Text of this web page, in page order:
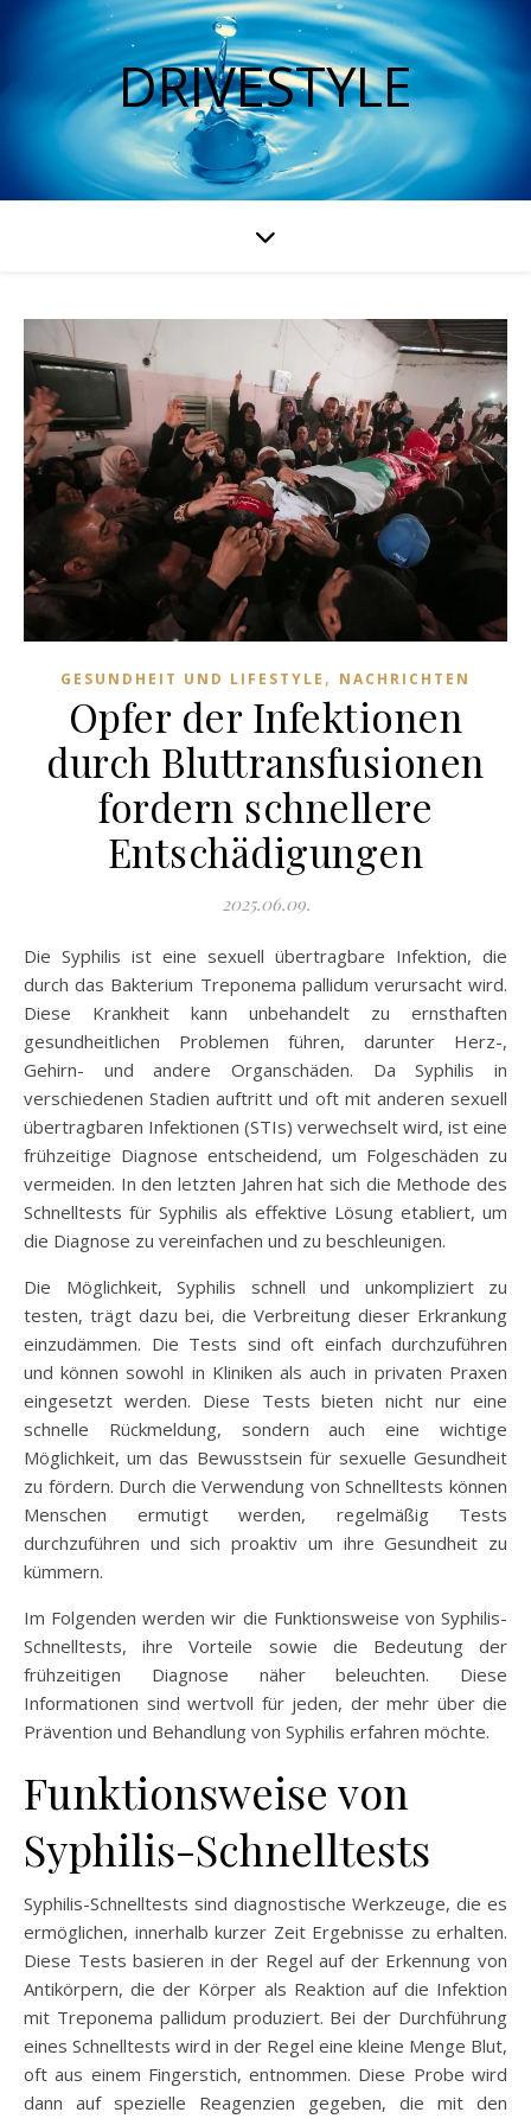
DRIVESTYLE
GESUNDHEIT UND LIFESTYLE , NACHRICHTEN
Opfer der Infektionen
durch Bluttransfusionen
fordern schnellere
Entschädigungen
2025.06.09.
Die Syphilis ist eine sexuell übertragbare Infektion, die
durch das Bakterium Treponema pallidum verursacht wird.
Diese Krankheit kann unbehandelt zu ernsthaften
gesundheitlichen Problemen führen, darunter Herz-,
Gehirn- und andere Organschäden. Da Syphilis in
verschiedenen Stadien auftritt und oft mit anderen sexuell
übertragbaren Infektionen (STIs) verwechselt wird, ist eine
frühzeitige Diagnose entscheidend, um Folgeschäden zu
vermeiden. In den letzten Jahren hat sich die Methode des
Schnelltests für Syphilis als effektive Lösung etabliert, um
die Diagnose zu vereinfachen und zu beschleunigen.
Die Möglichkeit, Syphilis schnell und unkompliziert zu
testen, trägt dazu bei, die Verbreitung dieser Erkrankung
einzudämmen. Die Tests sind oft einfach durchzuführen
und können sowohl in Kliniken als auch in privaten Praxen
eingesetzt werden. Diese Tests bieten nicht nur eine
schnelle Rückmeldung, sondern auch eine wichtige
Möglichkeit, um das Bewusstsein für sexuelle Gesundheit
zu fördern. Durch die Verwendung von Schnelltests können
Menschen ermutigt werden, regelmäßig Tests
durchzuführen und sich proaktiv um ihre Gesundheit zu
kümmern.
Im Folgenden werden wir die Funktionsweise von Syphilis-
Schnelltests, ihre Vorteile sowie die Bedeutung der
frühzeitigen Diagnose näher beleuchten. Diese
Informationen sind wertvoll für jeden, der mehr über die
Prävention und Behandlung von Syphilis erfahren möchte.
Funktionsweise von
Syphilis-Schnelltests
Syphilis-Schnelltests sind diagnostische Werkzeuge, die es
ermöglichen, innerhalb kurzer Zeit Ergebnisse zu erhalten.
Diese Tests basieren in der Regel auf der Erkennung von
Antikörpern, die der Körper als Reaktion auf die Infektion
mit Treponema pallidum produziert. Bei der Durchführung
eines Schnelltests wird in der Regel eine kleine Menge Blut,
oft aus einem Fingerstich, entnommen. Diese Probe wird
dann auf spezielle Reagenzien gegeben, die mit den